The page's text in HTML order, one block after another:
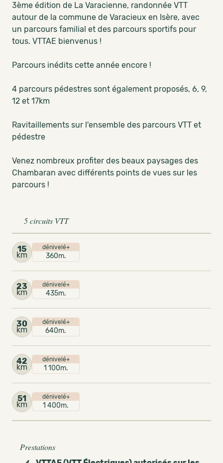
3ème édition de La Varacienne, randonnée VTT
autour de la commune de Varacieux en Isère, avec
un parcours familial et des parcours sportifs pour
tous. VTTAE bienvenus !
Parcours inédits cette année encore !
4 parcours pédestres sont également proposés, 6, 9,
12 et 17km
Ravitaillements sur l'ensemble des parcours VTT et
pédestre
Venez nombreux profiter des beaux paysages des
Chambaran avec différents points de vues sur les
parcours !
5 circuits VTT
15
km
dénivelé+
360m.
23
km
dénivelé+
435m.
30
km
dénivelé+
640m.
42
km
dénivelé+
1 100m.
51
km
dénivelé+
1 400m.
Prestations